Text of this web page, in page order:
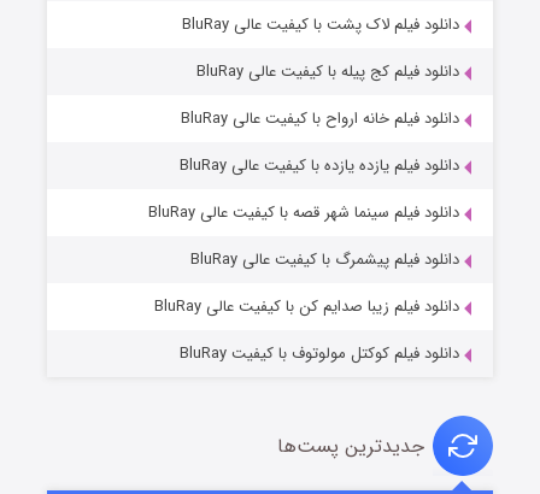
دانلود فیلم لاک پشت با کیفیت عالی BluRay
دانلود فیلم کج‌ پیله با کیفیت عالی BluRay
دانلود فیلم خانه ارواح با کیفیت عالی BluRay
دانلود فیلم یازده یازده با کیفیت عالی BluRay
دانلود فیلم سینما شهر قصه با کیفیت عالی BluRay
دانلود فیلم پیشمرگ با کیفیت عالی BluRay
دانلود فیلم زیبا صدایم کن با کیفیت عالی BluRay
دانلود فیلم کوکتل مولوتوف با کیفیت BluRay
جدیدترین پست‌ها